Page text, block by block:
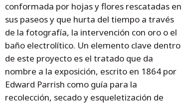
conformada por hojas y flores rescatadas en
sus paseos y que hurta del tiempo a través
de la fotografía, la intervención con oro o el
baño electrolítico. Un elemento clave dentro
de este proyecto es el tratado que da
nombre a la exposición, escrito en 1864 por
Edward Parrish como guía para la
recolección, secado y esqueletización de